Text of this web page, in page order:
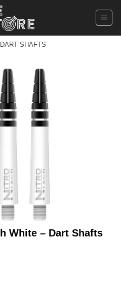
DART SHAFTS
White – Dart Shafts